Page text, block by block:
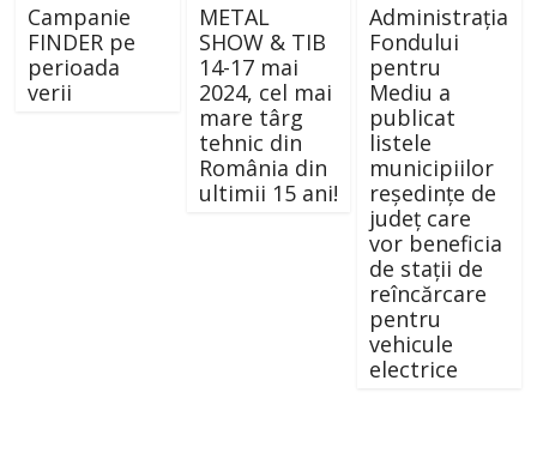
Campanie
FINDER pe
perioada
verii
METAL
SHOW & TIB
14-17 mai
2024, cel mai
mare târg
tehnic din
România din
ultimii 15 ani!
Administrația
Fondului
pentru
Mediu a
publicat
listele
municipiilor
reședințe de
județ care
vor beneficia
de stații de
reîncărcare
pentru
vehicule
electrice